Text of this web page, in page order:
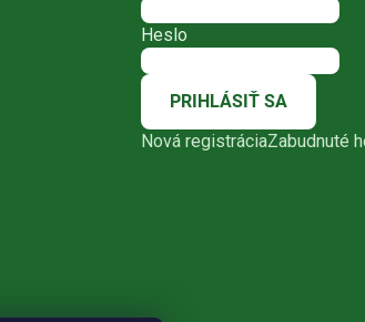
Heslo
PRIHLÁSIŤ SA
Nová registráciaZabudnuté